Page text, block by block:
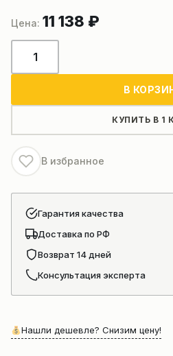
11 138 ₽
товара
оператора
автокрана
xcmg
628
В
КУПИТЬ В 1
В избранное
Гарантия качества
Доставка по РФ
Возврат 14 дней
Консультация эксперта
Нашли дешевле? Снизим цену!